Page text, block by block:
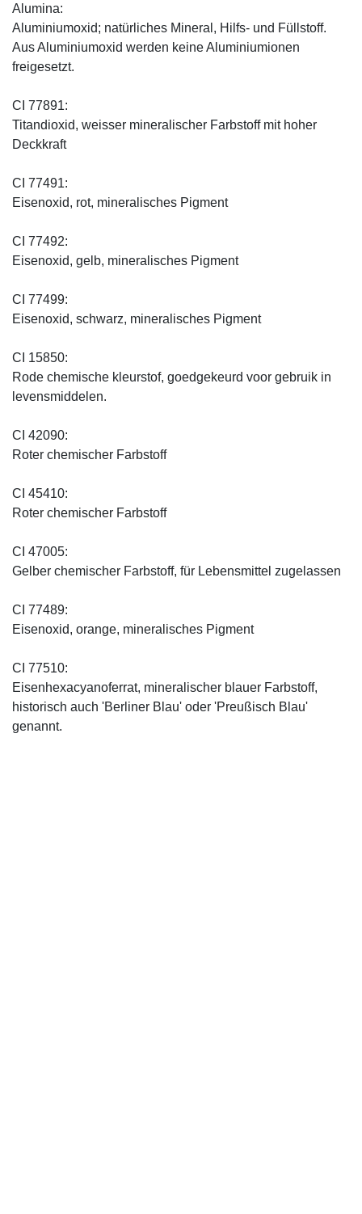
Alumina:
Aluminiumoxid; natürliches Mineral, Hilfs- und Füllstoff.
Aus Aluminiumoxid werden keine Aluminiumionen
freigesetzt.
CI 77891:
Titandioxid, weisser mineralischer Farbstoff mit hoher
Deckkraft
CI 77491:
Eisenoxid, rot, mineralisches Pigment
CI 77492:
Eisenoxid, gelb, mineralisches Pigment
CI 77499:
Eisenoxid, schwarz, mineralisches Pigment
CI 15850:
Rode chemische kleurstof, goedgekeurd voor gebruik in
levensmiddelen.
CI 42090:
Roter chemischer Farbstoff
CI 45410:
Roter chemischer Farbstoff
CI 47005:
Gelber chemischer Farbstoff, für Lebensmittel zugelassen
CI 77489:
Eisenoxid, orange, mineralisches Pigment
CI 77510:
Eisenhexacyanoferrat, mineralischer blauer Farbstoff,
historisch auch 'Berliner Blau' oder 'Preußisch Blau'
genannt.